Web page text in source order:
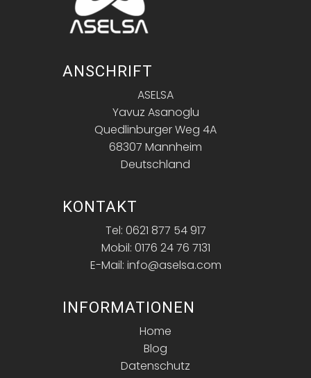
ANSCHRIFT
ASELSA
Yavuz Asanoglu
Quedlinburger Weg 4A
68307 Mannheim
Deutschland
KONTAKT
Tel: 0621 877 54 917
Mobil: 0176 24 76 7131
E-Mail: info@aselsa.com
INFORMATIONEN
Home
Blog
Datenschutz